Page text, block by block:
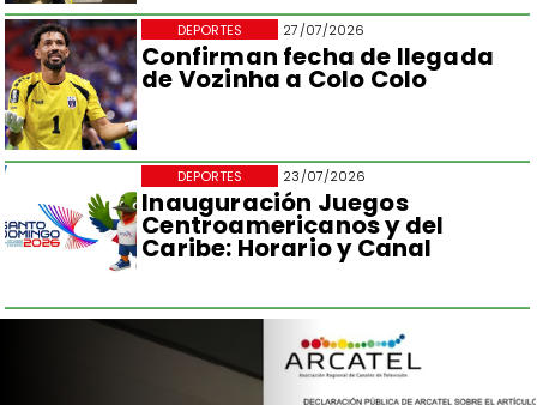
27/07/2026
Confirman fecha de llegada
de Vozinha a Colo Colo
DEPORTES
23/07/2026
Inauguración Juegos
Centroamericanos y del
Caribe: Horario y Canal
DEPORTES